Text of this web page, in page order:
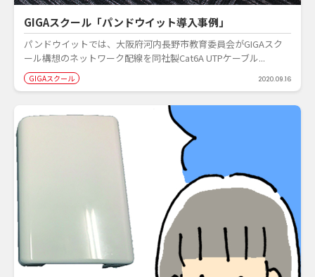
GIGAスクール「パンドウイット導入事例」
パンドウイットでは、大阪府河内長野市教育委員会がGIGAスク
ール構想のネットワーク配線を同社製Cat6A UTPケーブル...
GIGAスクール 2020.09.16